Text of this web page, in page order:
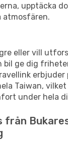
upptäcka
atmosfären.
eller vill
bil ge dig
erbjuder
Taiwan,
under hela
från